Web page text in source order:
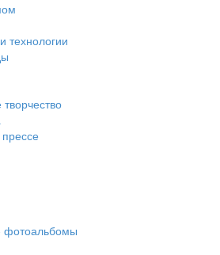
технологии
фотоальбомы